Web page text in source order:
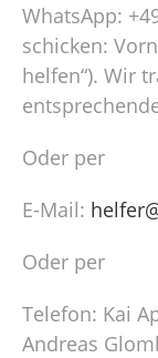
WhatsApp:
schicken:
helfen“). Wir
Oder per
E-Mail:
Oder per
Telefon: Kai
Andreas